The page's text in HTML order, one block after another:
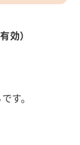
効）
す。